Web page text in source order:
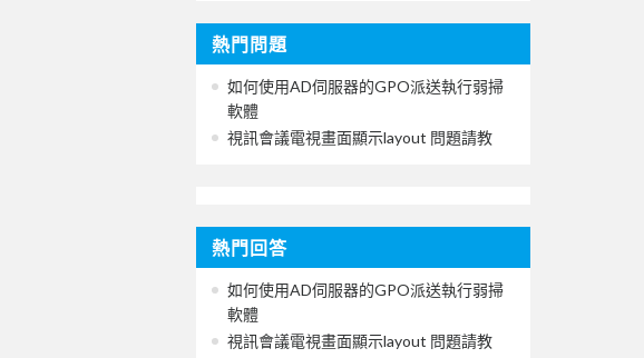
熱門問題
如何使用AD伺服器的GPO派送執行弱掃
軟體
視訊會議電視畫面顯示layout 問題請教
熱門回答
如何使用AD伺服器的GPO派送執行弱掃
軟體
視訊會議電視畫面顯示layout 問題請教